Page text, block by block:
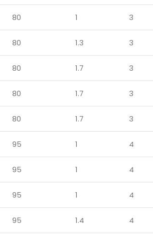
80 1 3
80 1.3 3
80 1.7 3
80 1.7 3
80 1.7 3
95 1 4
95 1 4
95 1 4
95 1.4 4